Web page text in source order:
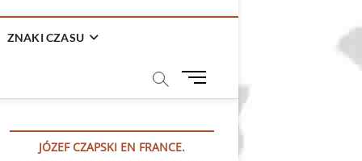
ZNAKI CZASU
M
u
JÓZEF CZAPSKI EN FRANCE.